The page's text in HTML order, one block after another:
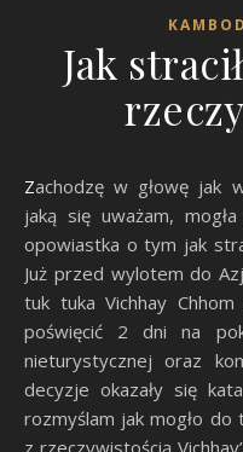
Jak
Zachodzę w głowę jak względnie inteligentna osoba, za
jaką się uważam,
opowiastka o tym jak
Już przed wylotem do
tuk tuka Vichhay
poświęcić 2 dni na
nieturystycznej oraz
decyzje okazały się
rozmyślam jak mogło do